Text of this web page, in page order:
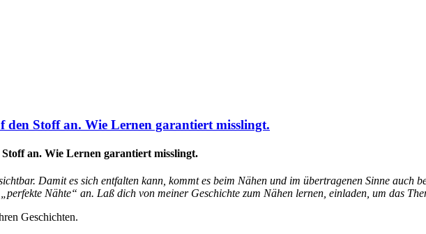
den Stoff an. Wie Lernen garantiert misslingt.
an. Wie Lernen garantiert misslingt.
Damit es sich entfalten kann, kommt es beim Nähen und im übertragenen Sinne auch
Nähte“ an. Laß dich von meiner Geschichte zum Nähen lernen, einladen, um das
Geschichten.